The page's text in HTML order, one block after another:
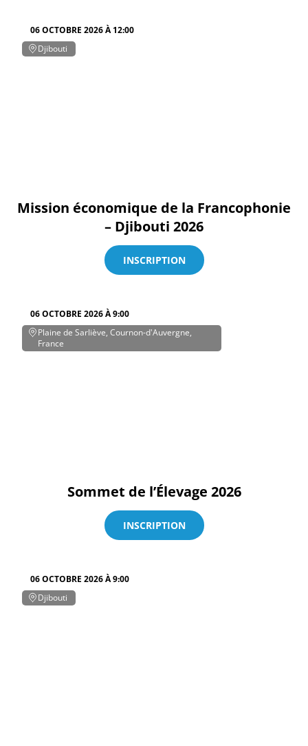
06 OCTOBRE 2026 À 12:00
Djibouti
Mission économique de la Francophonie
– Djibouti 2026
INSCRIPTION
06 OCTOBRE 2026 À 9:00
Plaine de Sarliève, Cournon-d'Auvergne,
France
Sommet de l’Élevage 2026
INSCRIPTION
06 OCTOBRE 2026 À 9:00
Djibouti